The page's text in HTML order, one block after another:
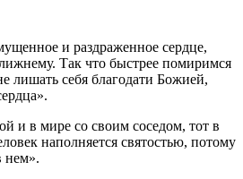
и раздраженное сердце,
Так что быстрее помиримся
лишать себя благодати Божией,
и в мире со своим соседом, тот в
наполняется святостью, потому
нем».